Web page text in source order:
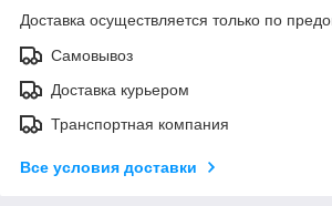
Доставка осуществляется только по
Самовывоз
Доставка курьером
Транспортная компания
Все условия доставки